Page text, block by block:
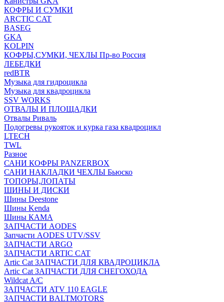
КОФРЫ И СУМКИ
ARCTIC CAT
BASEG
GKA
KOLPIN
КОФРЫ,СУМКИ, ЧЕХЛЫ Пр-во Россия
ЛЕБЕДКИ
redBTR
Музыка для гидроцикла
Музыка для квадроцикла
SSV WORKS
ОТВАЛЫ И ПЛОЩАДКИ
Отвалы Риваль
Подогревы рукояток и курка газа квадроцикл
LTECH
TWL
Разное
САНИ КОФРЫ PANZERBOX
САНИ НАКЛАДКИ ЧЕХЛЫ Бьюско
ТОПОРЫ,ЛОПАТЫ
ШИНЫ И ДИСКИ
Шины Deestone
Шины Kenda
Шины КАМА
ЗАПЧАСТИ AODES
Запчасти AODES UTV/SSV
ЗАПЧАСТИ ARGO
ЗАПЧАСТИ ARTIC CAT
Artic Cat ЗАПЧАСТИ ДЛЯ КВАДРОЦИКЛА
Artic Cat ЗАПЧАСТИ ДЛЯ СНЕГОХОДА
Wildcat A/C
ЗАПЧАСТИ ATV 110 EAGLE
ЗАПЧАСТИ BALTMOTORS